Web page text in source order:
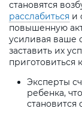
становятся
расслабиться и
повышенную
усиливая ваше
заставить их
приготовиться
Эксперты
ребенка,
становится